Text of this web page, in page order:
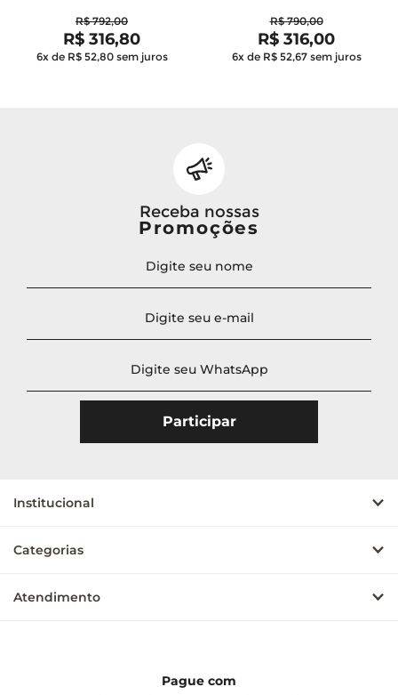
R$ 792,00
R$ 316,80
6x de R$ 52,80 sem juros
R$ 790,00
R$ 316,00
6x de R$ 52,67 sem juros
Receba nossas
Promoções
Institucional
Categorias
Atendimento
Pague com